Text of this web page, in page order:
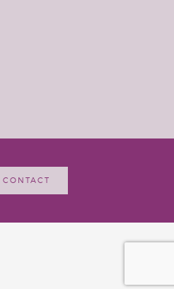
CONTACT